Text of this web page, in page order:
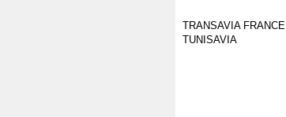
TRANSAVIA FRANCE
TUNISAVIA